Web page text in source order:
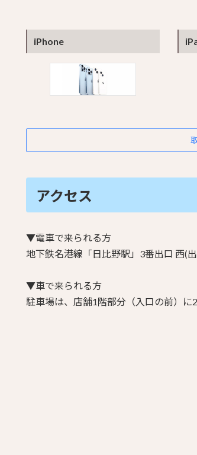
iPhone
アクセス
▼電車で来られる方
地下鉄名港線「日比野駅」3番出口 西(
▼車で来られる方
駐車場は、店舗1階部分（入口の前）に2